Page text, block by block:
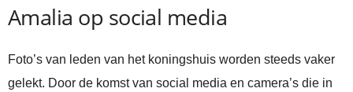
Amalia op social media
Foto’s van leden van het koningshuis worden steeds vaker
gelekt. Door de komst van social media en camera’s die in